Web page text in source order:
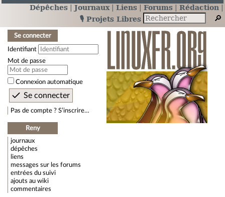
Dépêches Journaux Liens Forums
Rédaction
🎙️ Projets Libres
Se connecter
Identifiant
Mot de passe
Connexion automatique
Pas de compte ? S’inscrire…
Reny
journaux
dépêches
liens
messages sur les forums
entrées du suivi
ajouts au wiki
commentaires